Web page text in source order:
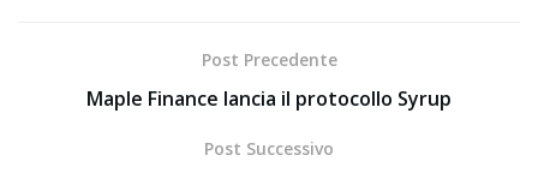
Post Precedente
Maple Finance lancia il protocollo Syrup
Post Successivo